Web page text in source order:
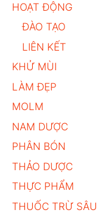
HOẠT ĐỘNG
ĐÀO TẠO
LIÊN KẾT
KHỬ MÙI
LÀM ĐẸP
MOLM
NAM DƯỢC
PHÂN BÓN
THẢO DƯỢC
THỰC PHẨM
THUỐC TRỪ SÂU